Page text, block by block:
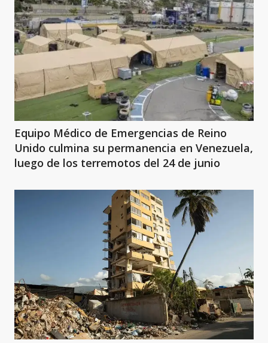
Equipo Médico de Emergencias de Reino
Unido culmina su permanencia en Venezuela,
luego de los terremotos del 24 de junio